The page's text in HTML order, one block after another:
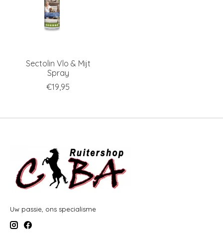
Sectolin Vlo & Mijt
Spray
€19,95
Uw passie, ons specialisme